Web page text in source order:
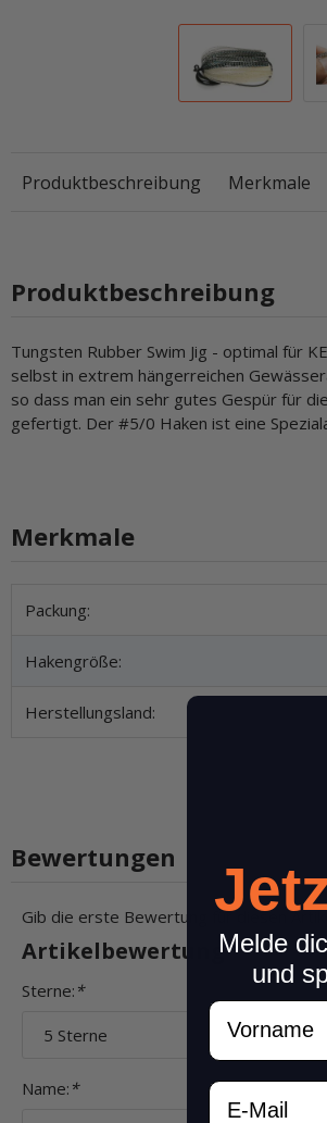
Produktbeschreibung Merkmale
Produktbeschreibung
Tungsten Rubber Swim Jig - optimal für
selbst in extrem hängerreichen
so dass man ein sehr gutes Gespür für
gefertigt. Der #5/0 Haken ist eine
Merkmale
Produkteigenschaft
Wert
Packung:
Hakengröße:
Herstellungsland:
Bewertungen
Gib die erste Bewertung für diesen
Artikelbewertung
Sterne: *
Name: *
Melde
und
Vorname
Email